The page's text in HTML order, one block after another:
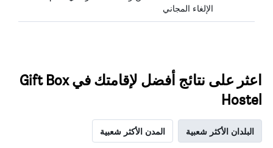
الإلغاء المجاني
اعثر على نتائج أفضل لإقامتك في Gift Box
Hostel
البلدان الأكثر شعبية المدن الأكثر شعبية